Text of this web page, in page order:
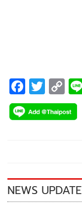
F
ac
e
k
T
wi
tt
C
o
p
k
NEWS UPDATE